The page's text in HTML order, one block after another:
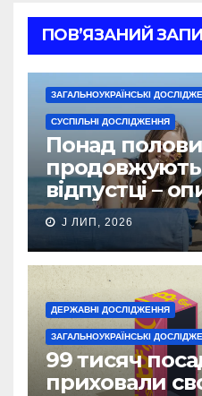
ПОВ’ЯЗАНИЙ
ЗАГАЛЬНОУКРАЇНСЬКІ
СУСПІЛЬНІ ДОСЛІДЖЕННЯ
Понад
відпустці –
J ЛИП, 2026
ДЕРЖАВНІ ДОСЛІДЖЕННЯ
ЗАГАЛЬНОУКРАЇНСЬКІ
99 тисяч
приховали